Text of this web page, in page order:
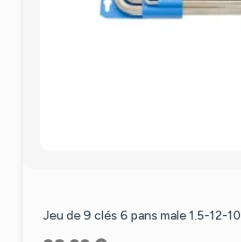
Jeu de 9 clés 6 pans male 1.5-12-10